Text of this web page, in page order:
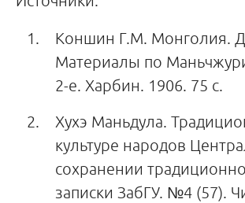
Коншин Г.М. Монголия.
Материалы по
2-е. Харбин. 1906. 75 с.
Хухэ Маньдула.
культуре народов
сохранении
записки ЗабГУ. №4 (57).